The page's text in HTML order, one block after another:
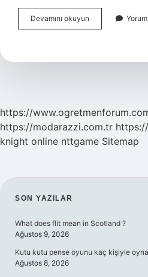
Devamını okuyun Distribütör
Ne
https://
https://modarazzi.com.tr
knight online nttgame Sitemap
SIDEBAR
SON YAZILAR
What does flit mean in Scotland ?
Ağustos 9, 2026
Kutu kutu pense oyunu kaç kişiyle
Ağustos 8, 2026